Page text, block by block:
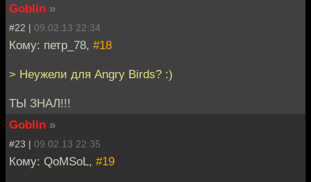
Goblin »
#22 | 09.02.13 22:34
Кому: петр_78, #18
> Неужели для Angry Birds? :)
ТЫ ЗНАЛ!!!
Goblin »
#23 | 09.02.13 22:35
Кому: QoMSoL, #19